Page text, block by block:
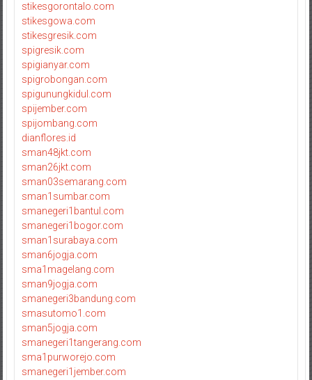
stikesgorontalo.com
stikesgowa.com
stikesgresik.com
spigresik.com
spigianyar.com
spigrobongan.com
spigunungkidul.com
spijember.com
spijombang.com
dianflores.id
sman48jkt.com
sman26jkt.com
sman03semarang.com
sman1sumbar.com
smanegeri1bantul.com
smanegeri1bogor.com
sman1surabaya.com
sman6jogja.com
sma1magelang.com
sman9jogja.com
smanegeri3bandung.com
smasutomo1.com
sman5jogja.com
smanegeri1tangerang.com
sma1purworejo.com
smanegeri1jember.com